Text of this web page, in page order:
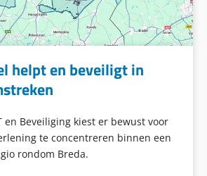
helpt en beveiligt in
en Beveiliging kiest er bewust voor
te concentreren binnen een
rondom Breda.